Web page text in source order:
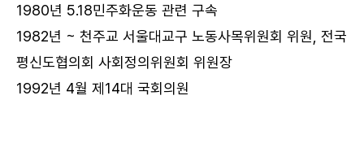
1980년 5.18민주화운동 관련 구속
1982년 ~ 천주교 서울대교구 노동사목위원회 위원, 전국
평신도협의회 사회정의위원회 위원장
1992년 4월 제14대 국회의원